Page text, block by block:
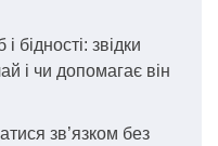
бідності: звідки
і чи допомагає він
зв’язком без